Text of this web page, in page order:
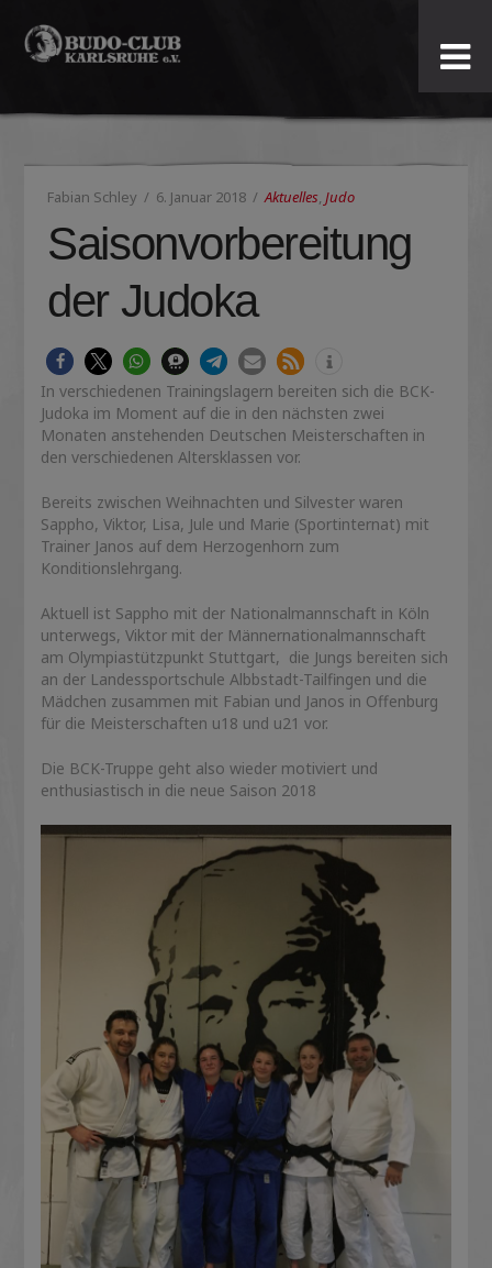
Budo-
Club
Karlsruhe
e.V.
Fabian Schley 6. Januar 2018 Aktuelles, Judo
Saisonvorbereitung
der Judoka
In verschiedenen Trainingslagern bereiten sich die BCK-
Judoka im Moment auf die in den nächsten zwei
Monaten anstehenden Deutschen Meisterschaften in
den verschiedenen Altersklassen vor.
Bereits zwischen Weihnachten und Silvester waren
Sappho, Viktor, Lisa, Jule und Marie (Sportinternat) mit
Trainer Janos auf dem Herzogenhorn zum
Konditionslehrgang.
Aktuell ist Sappho mit der Nationalmannschaft in Köln
unterwegs, Viktor mit der Männernationalmannschaft
am Olympiastützpunkt Stuttgart, die Jungs bereiten sich
an der Landessportschule Albbstadt-Tailfingen und die
Mädchen zusammen mit Fabian und Janos in Offenburg
für die Meisterschaften u18 und u21 vor.
Die BCK-Truppe geht also wieder motiviert und
enthusiastisch in die neue Saison 2018